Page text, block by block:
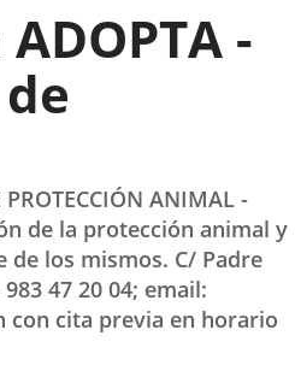
-
ANIMAL -
de la protección animal y
de los mismos. C/ Padre
47 20 04; email:
con cita previa en horario